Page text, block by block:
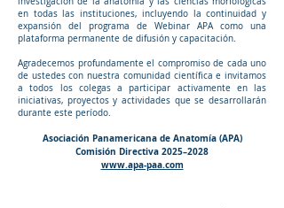
en todas las instituciones, incluyendo la continuidad y
expansión del programa de Webinar APA como una
plataforma permanente de difusión y capacitación.
Agradecemos profundamente el compromiso de cada uno
de ustedes con nuestra comunidad científica e invitamos
a todos los colegas a participar activamente en las
iniciativas, proyectos y actividades que se desarrollarán
durante este período.
Asociación Panamericana de Anatomía (APA)
Comisión Directiva 2025–2028
www.apa-paa.com